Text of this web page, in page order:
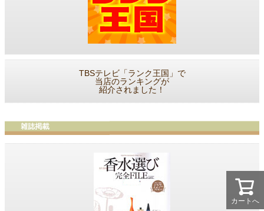
カートへ
TBSテレビ「ランク王国」で
当店のランキングが
紹介されました！